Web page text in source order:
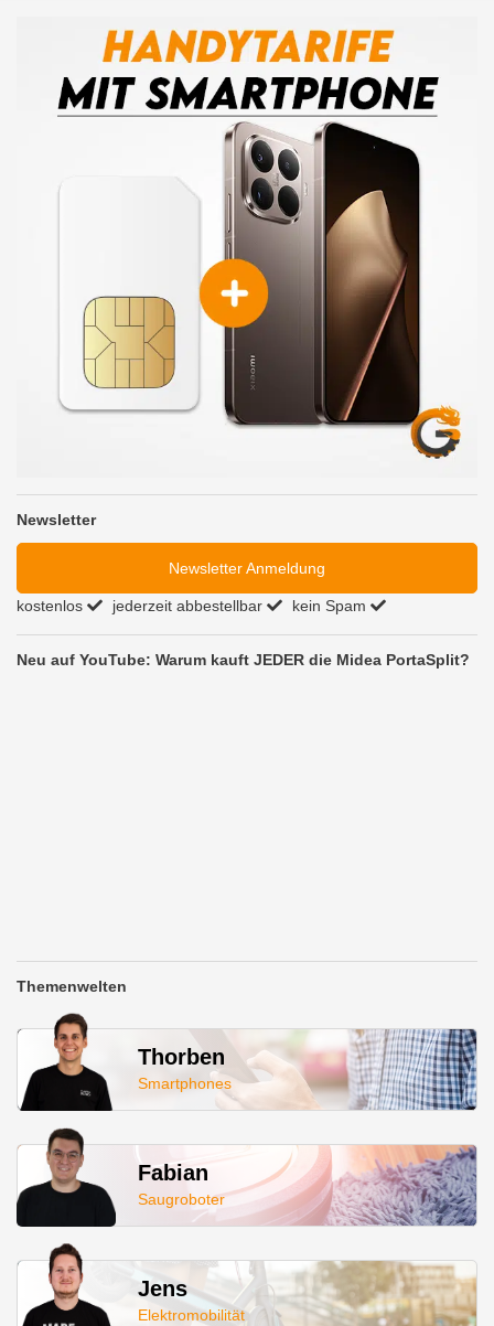
Newsletter
Newsletter Anmeldung
kostenlos jederzeit abbestellbar kein Spam
Neu auf YouTube: Warum kauft JEDER die Midea PortaSplit?
Themenwelten
Thorben
Smartphones
Fabian
Saugroboter
Jens
Elektromobilität